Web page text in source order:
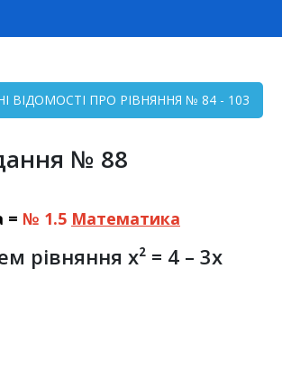
ВІДОМОСТІ ПРО РІВНЯННЯ № 84 - 103
№ 88
= № 1.5 Математика
рівняння х² = 4 – 3х